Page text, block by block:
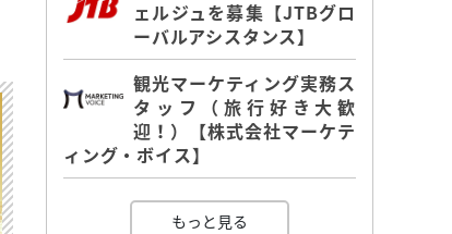
ェルジュを募集【JTBグロ
ーバルアシスタンス】
観光マーケティング実務ス
タッフ（旅行好き大歓
迎！）【株式会社マーケテ
ィング・ボイス】
もっと見る